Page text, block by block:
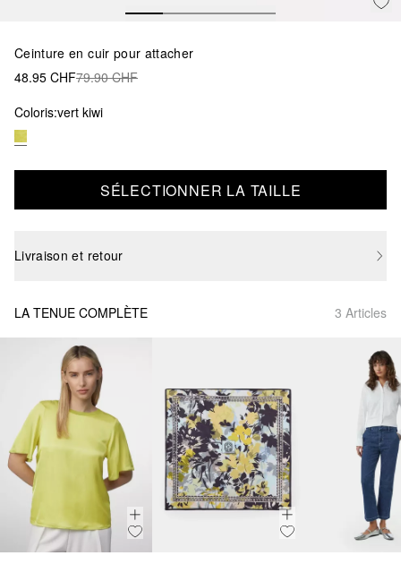
Ceinture en cuir pour attacher
48.95 CHF79.90 CHF
Coloris:vert kiwi
SÉLECTIONNER LA TAILLE
Livraison et retour
LA TENUE COMPLÈTE 3 Articles